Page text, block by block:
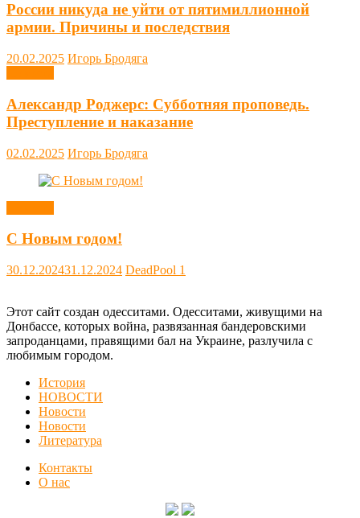
России никуда не уйти от пятимиллионной
армии. Причины и последствия
20.02.2025 Игорь Бродяга
Александр Роджерс: Субботняя проповедь.
Преступление и наказание
02.02.2025 Игорь Бродяга
С Новым годом!
30.12.202431.12.2024 DeadPool 1
Этот сайт создан одесситами. Одесситами, живущими на
Донбассе, которых война, развязанная бандеровскими
запроданцами, правящими бал на Украине, разлучила с
любимым городом.
История
НОВОСТИ
Новости
Новости
Литература
Контакты
О нас